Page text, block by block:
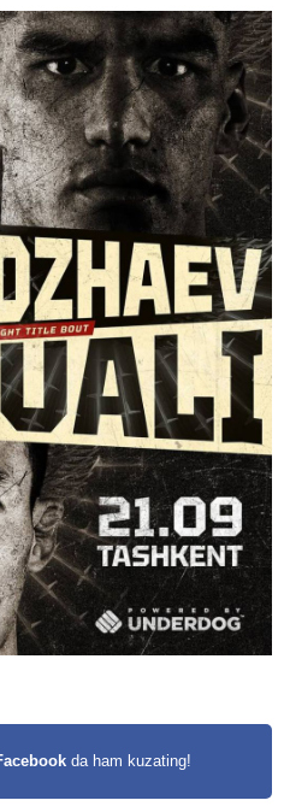
da ham kuzating!